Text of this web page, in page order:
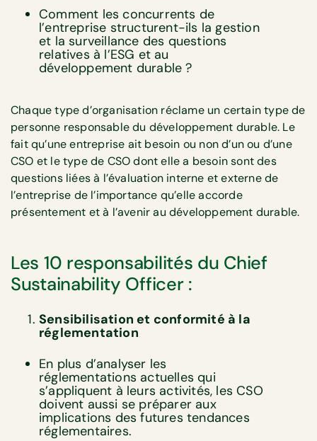
Comment les concurrents de
l’entreprise structurent-ils la gestion
et la surveillance des questions
relatives à l’ESG et au
développement durable ?
Chaque type d’organisation réclame un certain type de
personne responsable du développement durable. Le
fait qu’une entreprise ait besoin ou non d’un ou d’une
CSO et le type de CSO dont elle a besoin sont des
questions liées à l’évaluation interne et externe de
l’entreprise de l’importance qu’elle accorde
présentement et à l’avenir au développement durable.
Les 10 responsabilités du Chief
Sustainability Officer :
Sensibilisation et conformité à la
réglementation
En plus d’analyser les
réglementations actuelles qui
s’appliquent à leurs activités, les CSO
doivent aussi se préparer aux
implications des futures tendances
réglementaires.